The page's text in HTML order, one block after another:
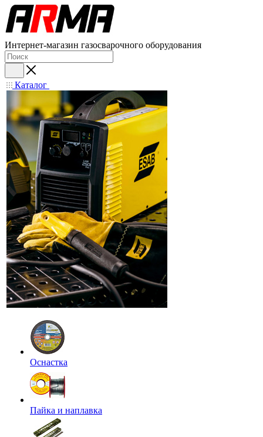
Интернет-магазин газосварочного оборудования
Каталог
Оснастка
Пайка и наплавка